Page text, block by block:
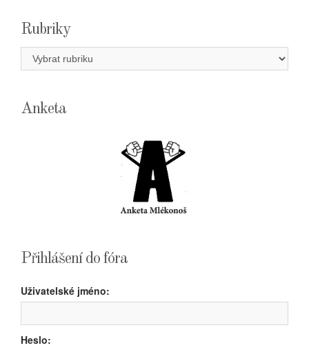
Rubriky
Rubriky
Anketa
Přihlášení do fóra
Uživatelské jméno:
Heslo: